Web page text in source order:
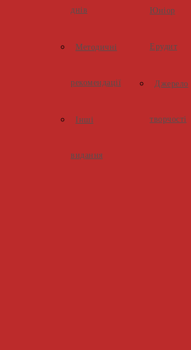
днів
Методичні
рекомендації
Інші
видання
Юніор
Ерудит
Джерело
творчості